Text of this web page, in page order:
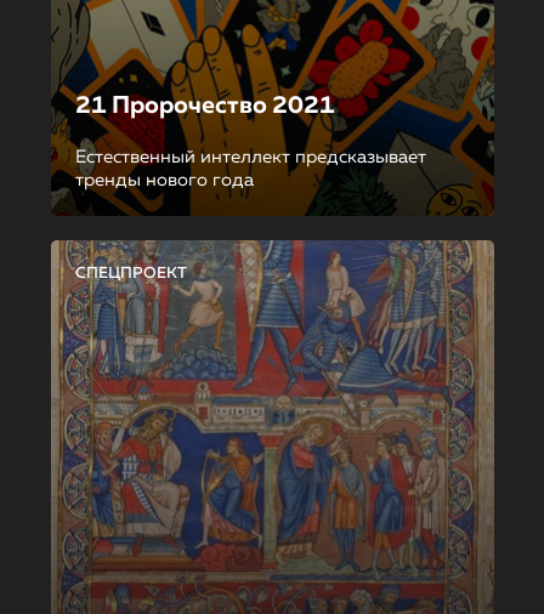
21 Пророчество 2021
Естественный интеллект предсказывает
тренды нового года
СПЕЦПРОЕКТ